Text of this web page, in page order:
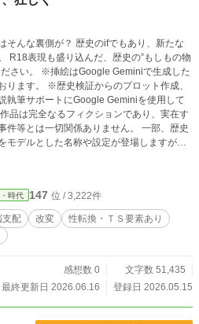
に戦うこととなる。
？ 歴史のifでもあり、新たな
Geminiで生成した
ります。 ※歴史検証からのプロット作成、
執筆サポートにGoogle Geminiを使用して
品は完全なるフィクションであり、実在す
件等とは一切関係ありません。 一部、歴史
モデルとした名称や設定が登場しますが、
築するための架空のエンターテイメントと
まります。作中での彼らの行動、性的な描
べて著者の創作によるものであり、史実に
りません。 本作品は特定の歴史上の人物や
する団体等の名誉や尊厳を毀損する意図は
定の歴史観を推奨するものでもございませ
時代 147 位 / 3,222件
支配 改変
性転換・ＴＳ要素あり
感想数 0
文字数 51,435
最終更新日 2026.06.16
登録日 2026.05.15